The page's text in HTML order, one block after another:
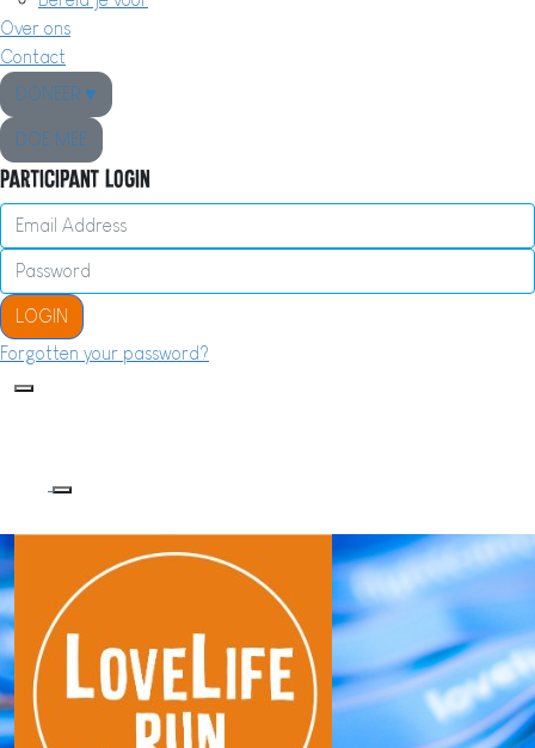
Over ons
Contact
DONEER ♥
DOE MEE
Participant Login
LOGIN
Forgotten your password?